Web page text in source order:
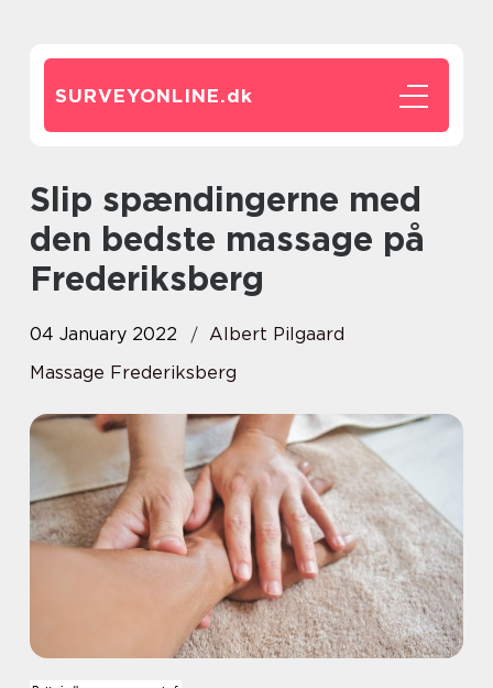
SURVEYONLINE.dk
Slip spændingerne med
den bedste massage på
Frederiksberg
04 January 2022
Albert Pilgaard
Massage Frederiksberg